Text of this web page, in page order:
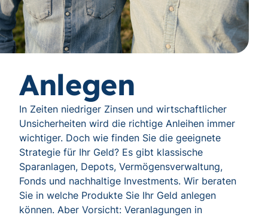
Anlegen
In Zeiten niedriger Zinsen und wirtschaftlicher
Unsicherheiten wird die richtige Anleihen immer
wichtiger. Doch wie finden Sie die geeignete
Strategie für Ihr Geld? Es gibt klassische
Sparanlagen, Depots, Vermögensverwaltung,
Fonds und nachhaltige Investments. Wir beraten
Sie in welche Produkte Sie Ihr Geld anlegen
können. Aber Vorsicht: Veranlagungen in